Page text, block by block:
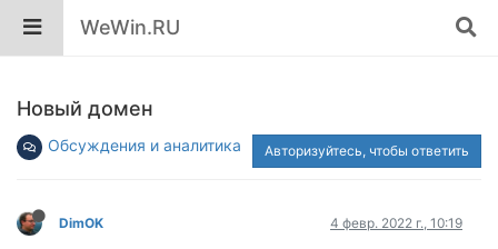
WeWin.RU
Новый домен
Обсуждения и аналитика Авторизуйтесь, чтобы ответить
DimOK 4 февр. 2022 г., 10:19